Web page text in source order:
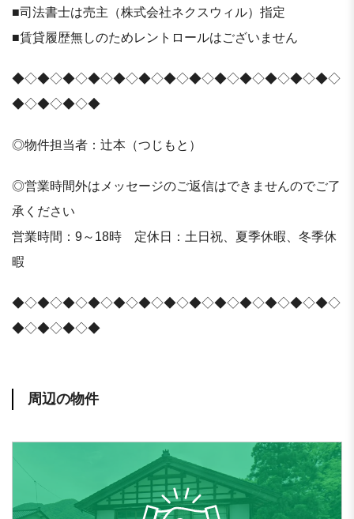
■司法書士は売主（株式会社ネクスウィル）指定
■賃貸履歴無しのためレントロールはございません
◆◇◆◇◆◇◆◇◆◇◆◇◆◇◆◇◆◇◆◇◆◇◆◇◆◇
◆◇◆◇◆◇◆
◎物件担当者：辻本（つじもと）
◎営業時間外はメッセージのご返信はできませんのでご了
承ください
営業時間：9～18時 定休日：土日祝、夏季休暇、冬季休
暇
◆◇◆◇◆◇◆◇◆◇◆◇◆◇◆◇◆◇◆◇◆◇◆◇◆◇
◆◇◆◇◆◇◆
周辺の物件